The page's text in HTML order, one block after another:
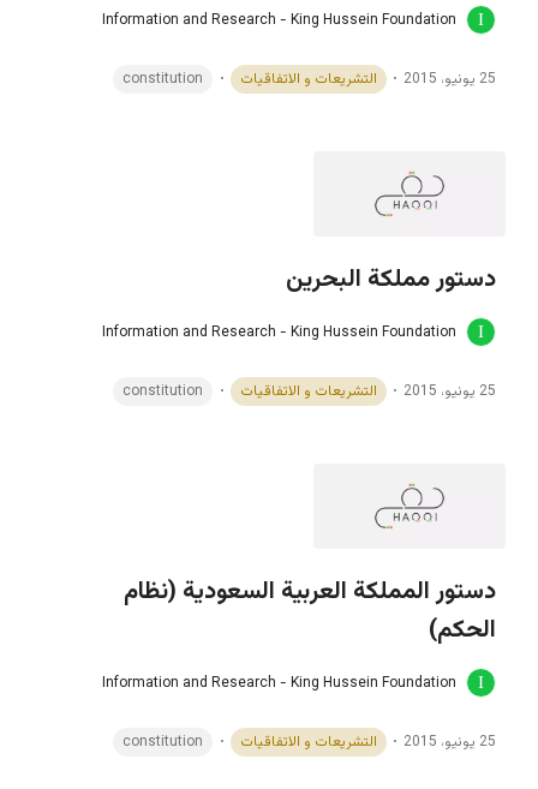
Information and Research - King Hussein Foundation
25 يونيو، 2015 التشريعات و الاتفاقيات constitution
دستور مملكة البحرين
Information and Research - King Hussein Foundation
25 يونيو، 2015 التشريعات و الاتفاقيات constitution
دستور المملكة العربية السعودية (نظام
الحكم)
Information and Research - King Hussein Foundation
25 يونيو، 2015 التشريعات و الاتفاقيات constitution